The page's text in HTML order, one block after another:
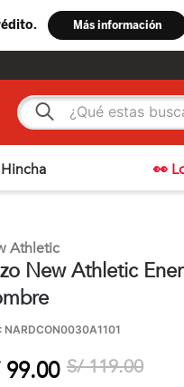
¿Qué estas buscando?
👀
Athletic
New Athletic
: NARDCON0030A1101
S/ 119.00
99.00